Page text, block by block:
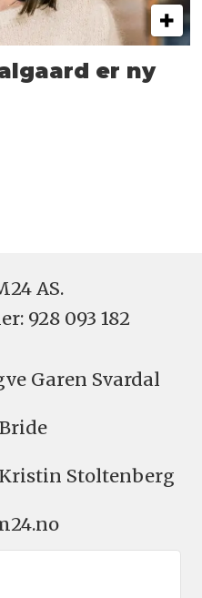
er ny
AS.
928 093 182
Garen Svardal
Kristin Stoltenberg